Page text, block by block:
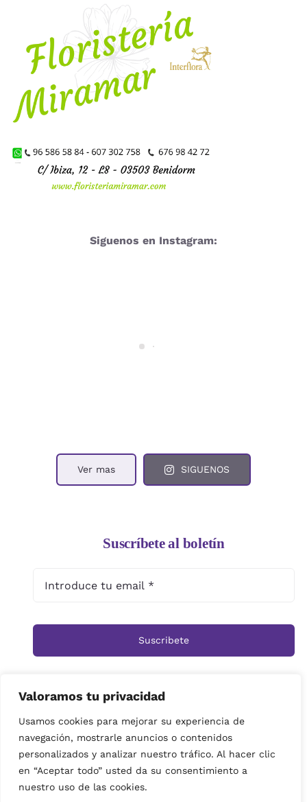
Valoramos tu privacidad
Usamos cookies para mejorar su experiencia de
navegación, mostrarle anuncios o contenidos
personalizados y analizar nuestro tráfico. Al hacer clic
en “Aceptar todo” usted da su consentimiento a
nuestro uso de las cookies.
Siguenos en Instagram:
Ver mas SIGUENOS
Suscríbete al boletín
Suscribete
Inicio Tienda Ramos Rosas
Centros
Cestas
Arreglos Funerarios
Contacto
Política de privacidad
© Copyright 2019 | imagenes propiedad de Floristeria
Miramar| Derechos reservados|